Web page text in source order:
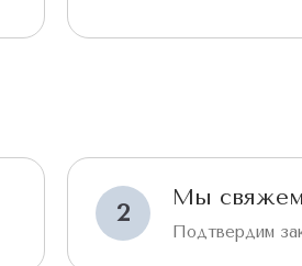
2
Мы
Подтвердим